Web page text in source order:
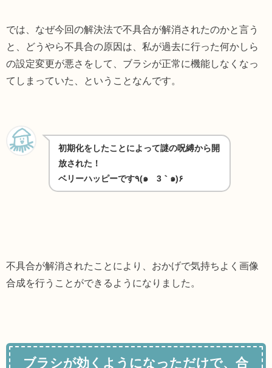
では、なぜ今回の解決法で不具合が解消されたのかと言う
と、どうやら不具合の原因は、私が過去に行った何かしら
の設定変更が悪さをして、ブラシが正常に機能しなくなっ
てしまっていた、ということなんです。
初期化をしたことによって謎の呪縛から開
放された！
ベリーハッピーです٩(๑´3｀๑)۶
不具合が解消されたことにより、おかげで気持ちよく画像
合成を行うことができるようになりました。
ブラシが効くようになっただけで、合